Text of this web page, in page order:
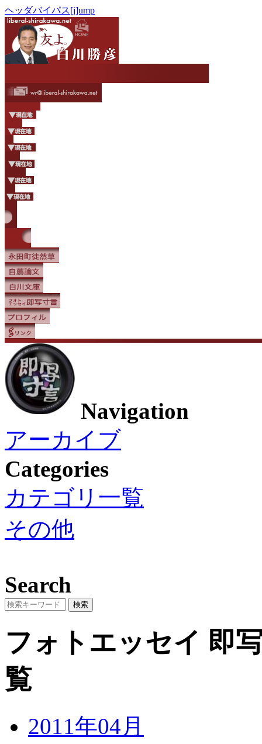
ヘッダバイパス[j]ump
Navigation
アーカイブ
Categories
カテゴリ一覧
その他
Search
フォトエッセイ 即
覧
2011年04月